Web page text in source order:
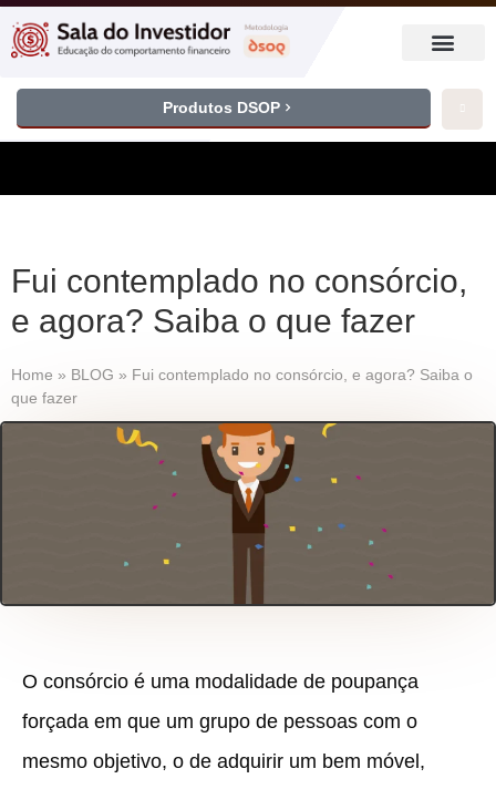
Produtos DSOP
Fui contemplado no consórcio,
e agora? Saiba o que fazer
Home » BLOG » Fui contemplado no consórcio, e agora? Saiba o
que fazer
O consórcio é uma modalidade de poupança
forçada em que um grupo de pessoas com o
mesmo objetivo, o de adquirir um bem móvel,